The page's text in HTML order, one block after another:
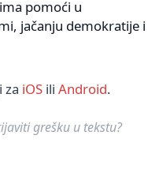
pomoći u
jačanju demokratije i
za iOS ili Android.
grešku u tekstu?